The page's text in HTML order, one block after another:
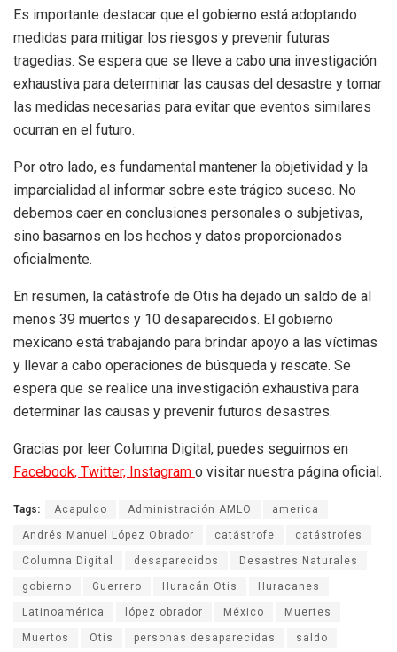
Es importante destacar que el gobierno está adoptando
medidas para mitigar los riesgos y prevenir futuras
tragedias. Se espera que se lleve a cabo una investigación
exhaustiva para determinar las causas del desastre y tomar
las medidas necesarias para evitar que eventos similares
ocurran en el futuro.
Por otro lado, es fundamental mantener la objetividad y la
imparcialidad al informar sobre este trágico suceso. No
debemos caer en conclusiones personales o subjetivas,
sino basarnos en los hechos y datos proporcionados
oficialmente.
En resumen, la catástrofe de Otis ha dejado un saldo de al
menos 39 muertos y 10 desaparecidos. El gobierno
mexicano está trabajando para brindar apoyo a las víctimas
y llevar a cabo operaciones de búsqueda y rescate. Se
espera que se realice una investigación exhaustiva para
determinar las causas y prevenir futuros desastres.
Gracias por leer Columna Digital, puedes seguirnos en
Facebook, Twitter, Instagram o visitar nuestra página oficial.
Tags: Acapulco Administración AMLO america
Andrés Manuel López Obrador catástrofe catástrofes
Columna Digital desaparecidos Desastres Naturales
gobierno Guerrero Huracán Otis Huracanes
Latinoamérica lópez obrador México Muertes
Muertos Otis personas desaparecidas saldo